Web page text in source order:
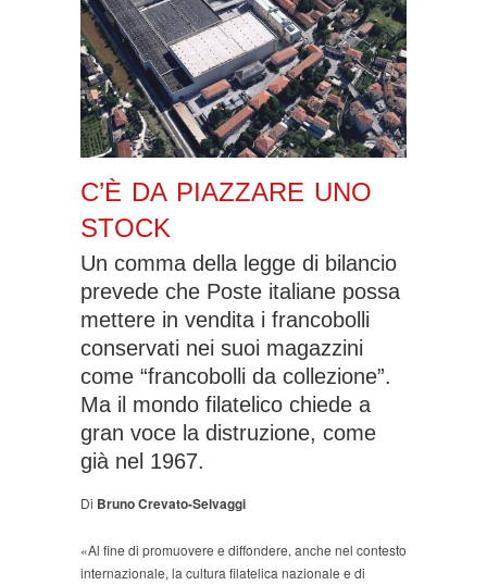
C’È DA PIAZZARE UNO
STOCK
Un comma della legge di bilancio
prevede che Poste italiane possa
mettere in vendita i francobolli
conservati nei suoi magazzini
come “francobolli da collezione”.
Ma il mondo filatelico chiede a
gran voce la distruzione, come
già nel 1967.
Di Bruno Crevato-Selvaggi
«Al fine di promuovere e diffondere, anche nel contesto
internazionale, la cultura filatelica nazionale e di